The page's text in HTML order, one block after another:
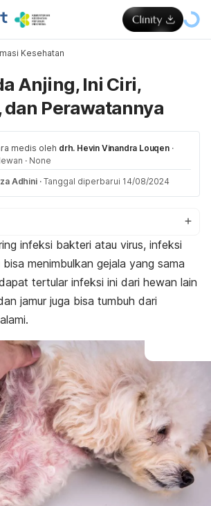
Kesehatan
Anjing, Ini Ciri,
dan Perawatannya
medis oleh drh. Hevin Vinandra Louqen ·
· None
Adhini · Tanggal diperbarui 14/08/2024
infeksi bakteri atau virus, infeksi
menimbulkan gejala yang sama
tertular infeksi ini dari hewan lain
jamur juga bisa tumbuh dari